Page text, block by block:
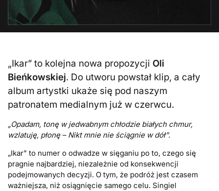
„Ikar” to kolejna nowa propozycji Oli
Bieńkowskiej. Do utworu powstał klip, a cały
album artystki ukaże się pod naszym
patronatem medialnym już w czerwcu.
„Opadam, tonę w jedwabnym chłodzie białych chmur,
wzlatuję, płonę – Nikt mnie nie ściągnie w dół”.
„Ikar” to numer o odwadze w sięganiu po to, czego się
pragnie najbardziej, niezależnie od konsekwencji
podejmowanych decyzji. O tym, że podróż jest czasem
ważniejsza, niż osiągnięcie samego celu. Singiel